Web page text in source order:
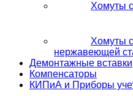
Хомуты
Хомуты
нержавеющей
Демонтажные вставки
Компенсаторы
КИПиА и Приборы